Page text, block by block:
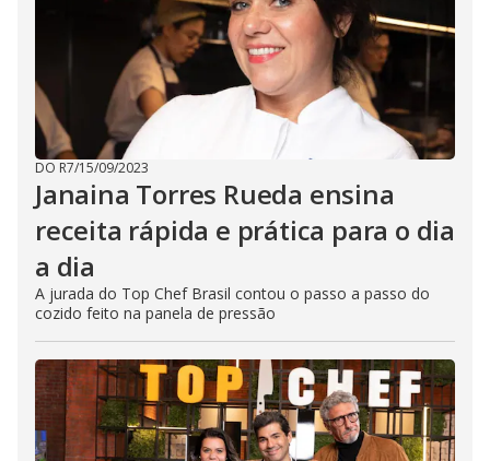
DO R7/15/09/2023
Janaina Torres Rueda ensina
receita rápida e prática para o dia
a dia
A jurada do Top Chef Brasil contou o passo a passo do
cozido feito na panela de pressão